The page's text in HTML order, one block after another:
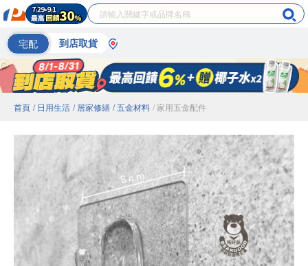
宅配 到店取貨
首頁 / 日用生活 / 居家修繕 / 五金材料 / 家用五金配件